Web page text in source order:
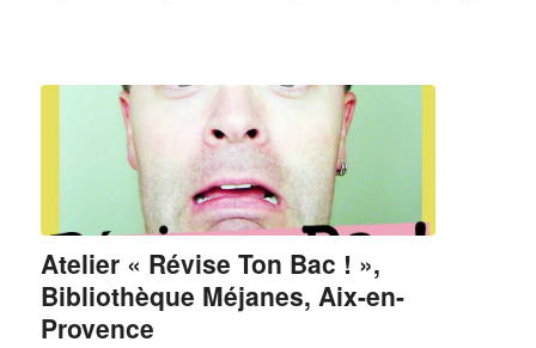
Atelier « Révise Ton Bac ! »,
Bibliothèque Méjanes, Aix-en-
Provence